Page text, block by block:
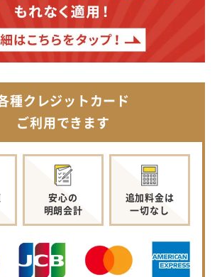
種クレジットカード
ご利用できます
安心の
明朗会計
追加料金は
一切なし